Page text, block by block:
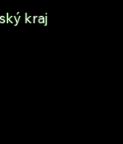
kraj